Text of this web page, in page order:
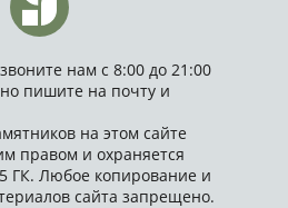
нам с 8:00 до 21:00
пишите на почту и
на этом сайте
правом и охраняется
ГК. Любое копирование и
сайта запрещено.